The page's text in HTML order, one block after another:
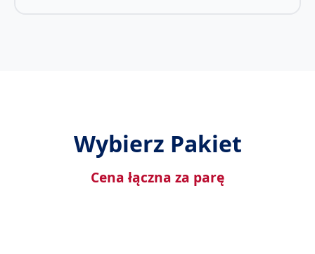
Wybierz Pakiet
Cena łączna za parę